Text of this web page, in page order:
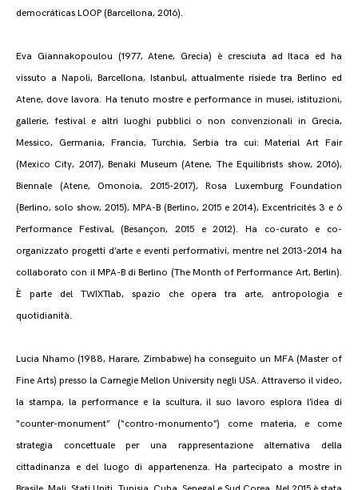
democráticas LOOP (Barcellona, 2016).
Eva Giannakopoulou (1977, Atene, Grecia) è cresciuta ad Itaca ed ha
vissuto a Napoli, Barcellona, Istanbul, attualmente risiede tra Berlino ed
Atene, dove lavora. Ha tenuto mostre e performance in musei, istituzioni,
gallerie, festival e altri luoghi pubblici o non convenzionali in Grecia,
Messico, Germania, Francia, Turchia, Serbia tra cui: Material Art Fair
(Mexico City, 2017), Benaki Museum (Atene, The Equilibrists show, 2016),
Biennale (Atene, Omonoia, 2015-2017), Rosa Luxemburg Foundation
(Berlino, solo show, 2015), MPA-B (Berlino, 2015 e 2014), Excentricités 3 e 6
Performance Festival, (Besançon, 2015 e 2012). Ha co-curato e co-
organizzato progetti d’arte e eventi performativi, mentre nel 2013-2014 ha
collaborato con il MPA-B di Berlino (The Month of Performance Art, Berlin).
È parte del TWIXTlab, spazio che opera tra arte, antropologia e
quotidianità.
Lucia Nhamo (1988, Harare, Zimbabwe) ha conseguito un MFA (Master of
Fine Arts) presso la Carnegie Mellon University negli USA. Attraverso il video,
la stampa, la performance e la scultura, il suo lavoro esplora l’idea di
“counter-monument” (“contro-monumento”) come materia, e come
strategia concettuale per una rappresentazione alternativa della
cittadinanza e del luogo di appartenenza. Ha partecipato a mostre in